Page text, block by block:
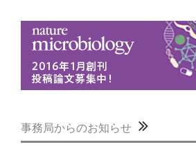
事務局からのお知らせ